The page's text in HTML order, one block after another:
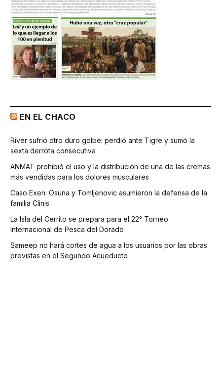
EN EL CHACO
River sufrió otro duro golpe: perdió ante Tigre y sumó la
sexta derrota consecutiva
ANMAT prohibió el uso y la distribución de una de las cremas
más vendidas para los dolores musculares
Caso Exen: Osuna y Tomljenovic asumieron la defensa de la
familia Clinis
La Isla del Cerrito se prepara para el 22° Torneo
Internacional de Pesca del Dorado
Sameep no hará cortes de agua a los usuarios por las obras
previstas en el Segundo Acueducto